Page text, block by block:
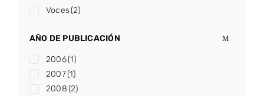
Voces(2)
AÑO DE PUBLICACIÓN
2006(1)
2007(1)
2008(2)